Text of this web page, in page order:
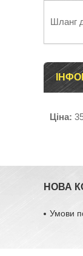
Шланг
Ціна:
НОВА
Умови